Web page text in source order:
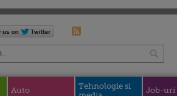
Auto
Tehnologie si
Job-uri